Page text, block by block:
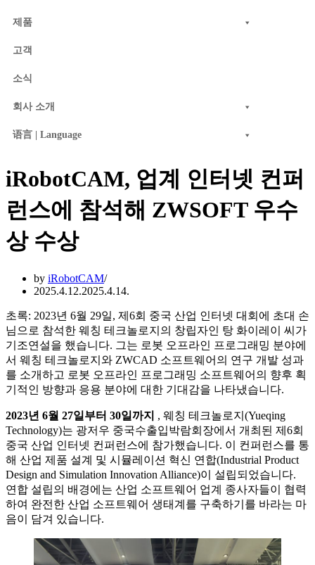
제품
고객
소식
회사 소개
语言 | Language
iRobotCAM, 업계 인터넷 컨퍼
런스에 참석해 ZWSOFT 우수
상 수상
by iRobotCAM
2025.4.12.2025.4.14.
초록: 2023년 6월 29일, 제6회 중국 산업 인터넷 대회에 초대 손
님으로 참석한 웨칭 테크놀로지의 창립자인 탕 화이레이 씨가
기조연설을 했습니다. 그는 로봇 오프라인 프로그래밍 분야에
서 웨칭 테크놀로지와 ZWCAD 소프트웨어의 연구 개발 성과
를 소개하고 로봇 오프라인 프로그래밍 소프트웨어의 향후 획
기적인 방향과 응용 분야에 대한 기대감을 나타냈습니다.
2023년 6월 27일부터 30일까지 , 웨칭 테크놀로지(Yueqing
Technology)는 광저우 중국수출입박람회장에서 개최된 제6회
중국 산업 인터넷 컨퍼런스에 참가했습니다. 이 컨퍼런스를 통
해 산업 제품 설계 및 시뮬레이션 혁신 연합(Industrial Product
Design and Simulation Innovation Alliance)이 설립되었습니다.
연합 설립의 배경에는 산업 소프트웨어 업계 종사자들이 협력
하여 완전한 산업 소프트웨어 생태계를 구축하기를 바라는 마
음이 담겨 있습니다.